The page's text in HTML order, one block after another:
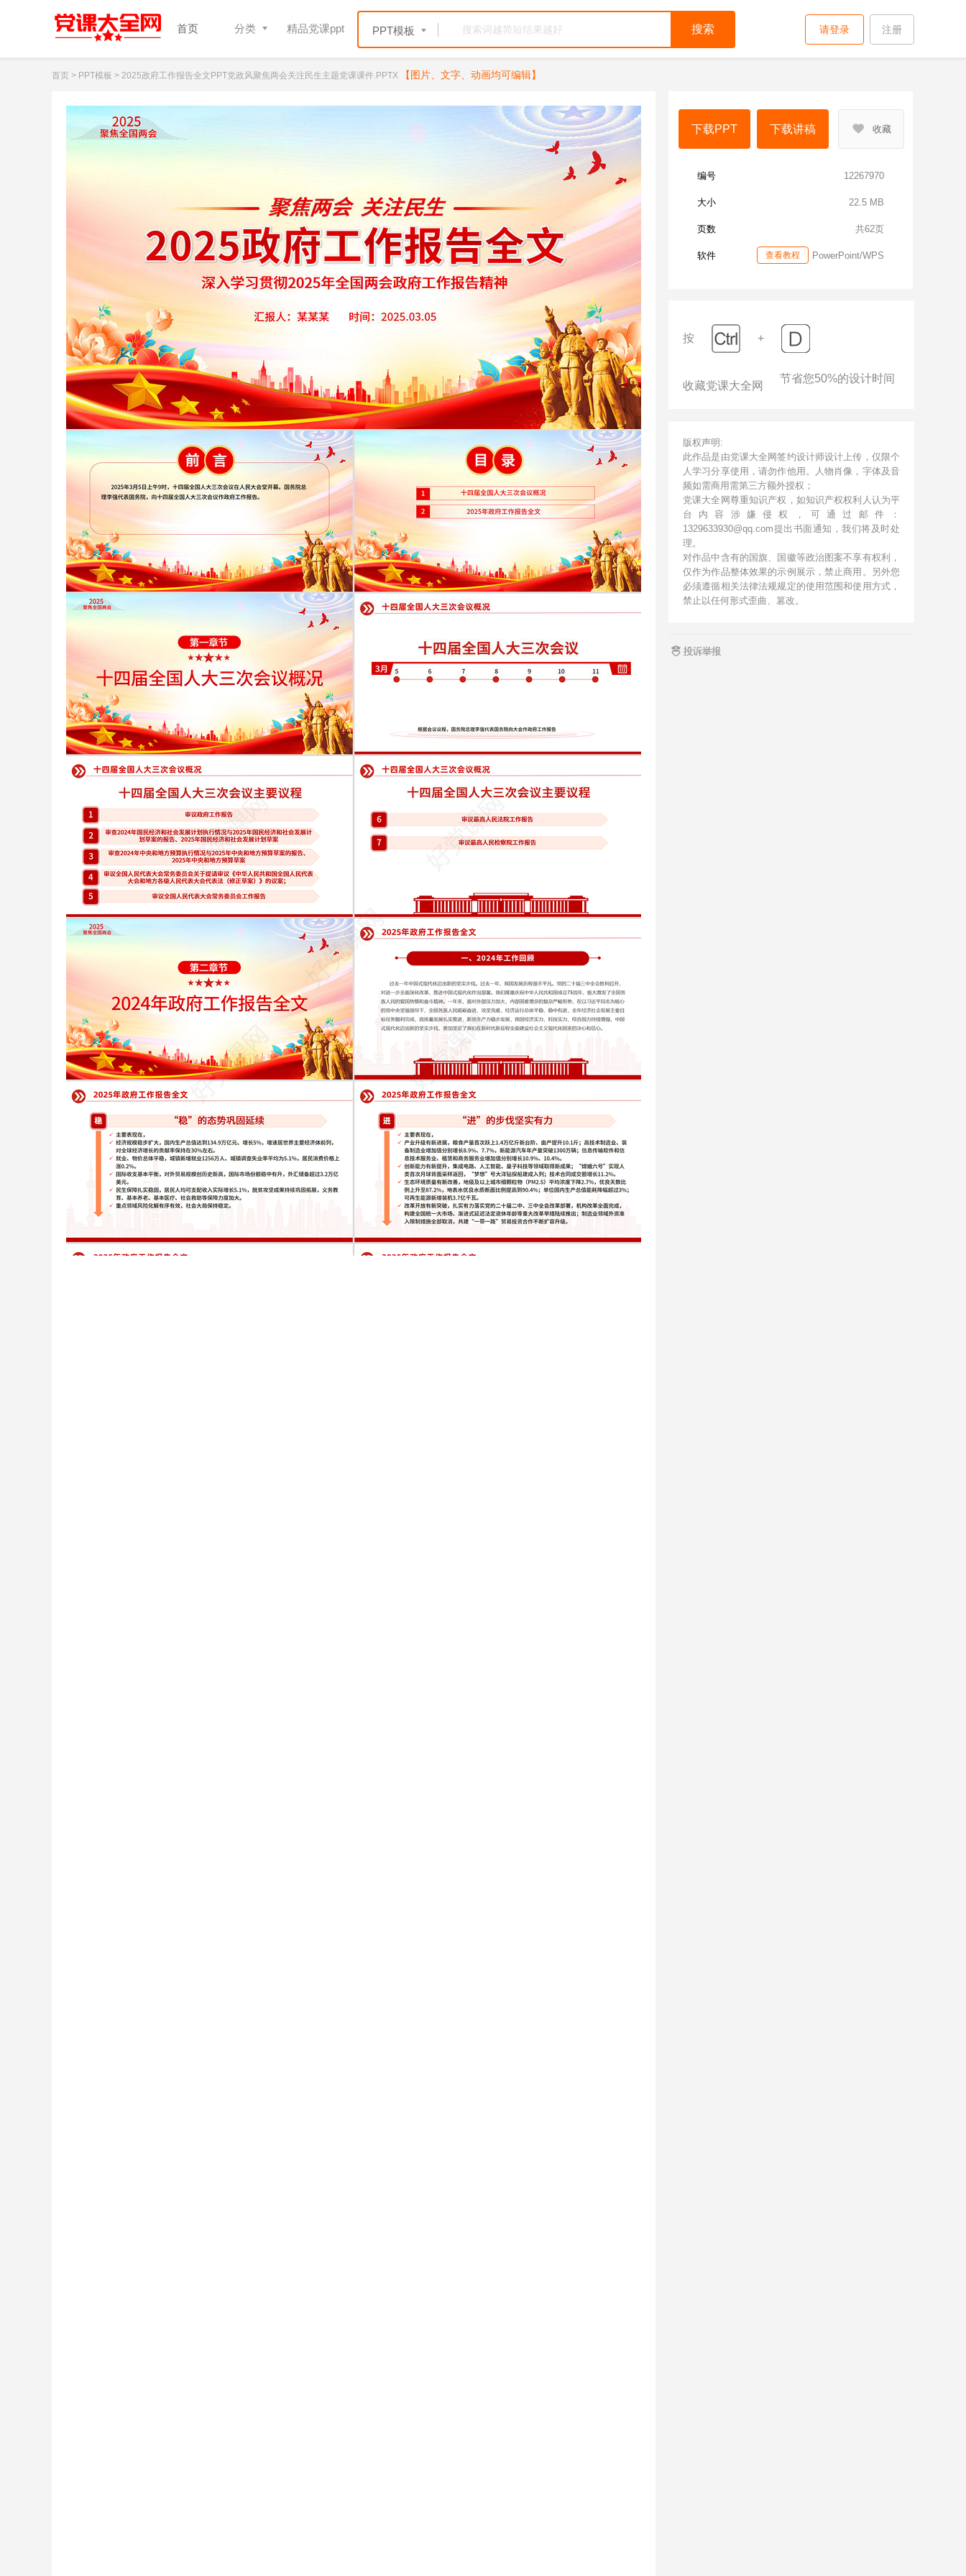
首页 分类 精品党课ppt PPT模板 搜索 注册
请登录
首页 > PPT模板 > 2025政府工作报告全文PPT党政风聚焦两会关注民生主题党课课件.PPTX 【图片、文字、动画均可编辑】
下载PPT 下载讲稿 收藏
编号 12267970
大小 22.5 MB
页数 共62页
软件 PowerPoint/WPS
查看教程
按 +
收藏党课大全网
节省您50%的设计时间
版权声明:
此作品是由党课大全网签约设计师设计上传，仅限个
人学习分享使用，请勿作他用。人物肖像，字体及音
频如需商用需第三方额外授权；
党课大全网尊重知识产权，如知识产权权利人认为平
台内容涉嫌侵权，可通过邮件：
1329633930@qq.com提出书面通知，我们将及时处
理。
对作品中含有的国旗、国徽等政治图案不享有权利，
仅作为作品整体效果的示例展示，禁止商用。另外您
必须遵循相关法律法规规定的使用范围和使用方式，
禁止以任何形式歪曲、篡改。